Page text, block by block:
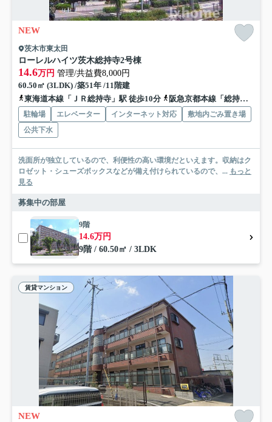
NEW
茨木市東太田
ローレルハイツ茨木総持寺2号棟
14.6万円 管理/共益費8,000円
60.50㎡ (3LDK) /築51年 /11階建
東海道本線「ＪＲ総持寺」駅 徒歩10分
阪急京都本線「総持寺」駅 徒歩16分
駐輪場 エレベーター インターネット対応
敷地内ごみ置き場
公共下水
洗面所が独立しているので、利便性の高い環境だといえます。収納はク
ロゼット・シューズボックスなどが備え付けられているので、... もっと
見る
募集中の部屋
9階
14.6万円
9階 / 60.50㎡ / 3LDK
賃貸マンション
NEW